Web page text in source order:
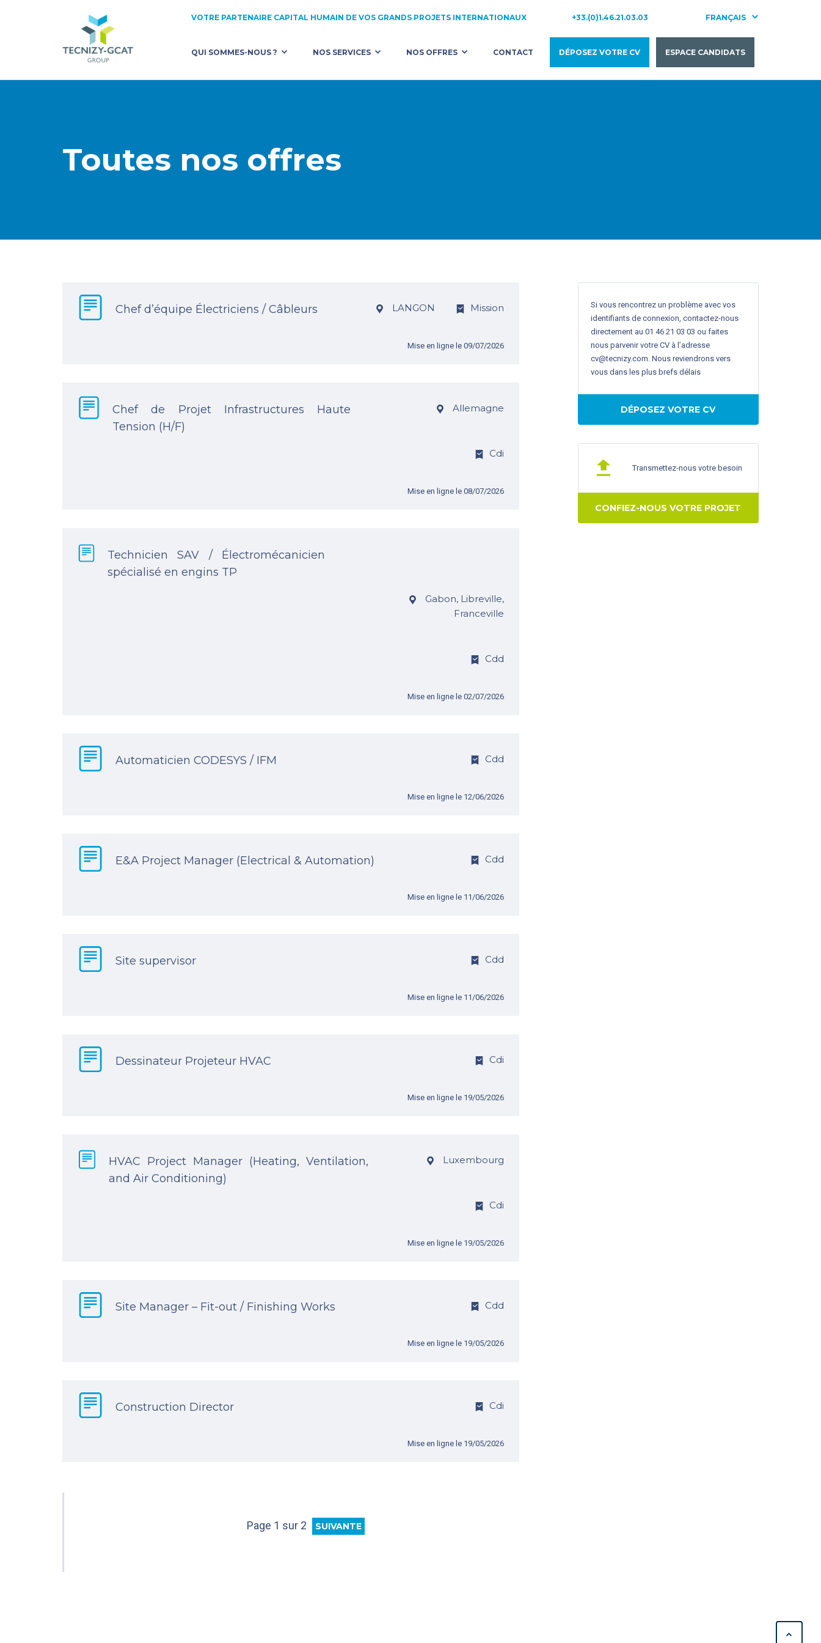
VOTRE PARTENAIRE CAPITAL HUMAIN DE VOS GRANDS PROJETS INTERNATIONAUX +33.(0)1.46.21.03.03
FRANÇAIS
QUI SOMMES-NOUS ?
NOS FORCES
NOS SERVICES
ASSISTANCE TECHNIQUE
CONFIEZ-NOUS VOTRE PROJET
NOS OFFRES
TOUTES NOS OFFRES
CONTACT DÉPOSEZ VOTRE CV ESPACE CANDIDATS
Toutes nos offres
Chef d’équipe Électriciens / Câbleurs LANGON Mission
Mise en ligne le 09/07/2026
Chef de Projet Infrastructures Haute
Tension (H/F)
Allemagne
Cdi
Mise en ligne le 08/07/2026
Technicien SAV / Électromécanicien
spécialisé en engins TP
Gabon, Libreville,
Franceville
Cdd
Mise en ligne le 02/07/2026
Automaticien CODESYS / IFM Cdd
Mise en ligne le 12/06/2026
E&A Project Manager (Electrical & Automation) Cdd
Mise en ligne le 11/06/2026
Site supervisor Cdd
Mise en ligne le 11/06/2026
Dessinateur Projeteur HVAC Cdi
Mise en ligne le 19/05/2026
HVAC Project Manager (Heating, Ventilation,
and Air Conditioning)
Luxembourg
Cdi
Mise en ligne le 19/05/2026
Site Manager – Fit-out / Finishing Works Cdd
Mise en ligne le 19/05/2026
Construction Director Cdi
Mise en ligne le 19/05/2026
Page 1 sur 2 SUIVANTE
Si vous rencontrez un problème avec vos
identifiants de connexion, contactez-nous
directement au 01 46 21 03 03 ou faites
nous parvenir votre CV à l’adresse
cv@tecnizy.com. Nous reviendrons vers
vous dans les plus brefs délais
DÉPOSEZ VOTRE CV
Transmettez-nous votre besoin
CONFIEZ-NOUS VOTRE PROJET